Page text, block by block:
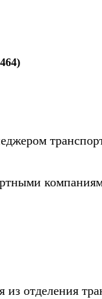
из отделения